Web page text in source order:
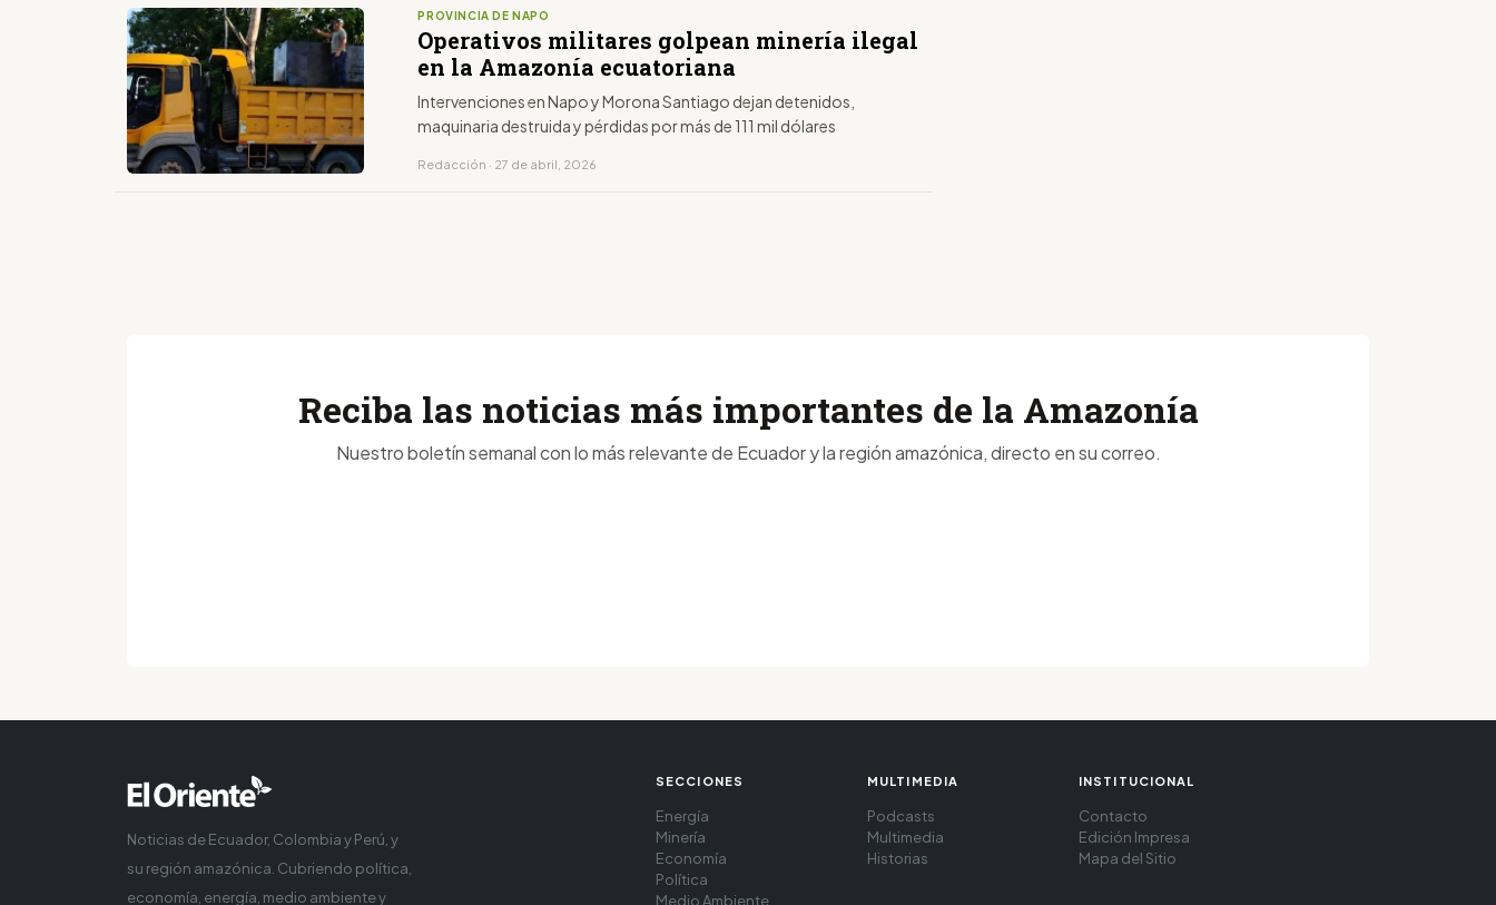
PROVINCIA DE NAPO
Operativos militares golpean minería ilegal
en la Amazonía ecuatoriana
Intervenciones en Napo y Morona Santiago dejan detenidos,
maquinaria destruida y pérdidas por más de 111 mil dólares
Redacción · 27 de abril, 2026
Reciba las noticias más importantes de la Amazonía
Nuestro boletín semanal con lo más relevante de Ecuador y la región amazónica, directo en su correo.
Noticias de Ecuador, Colombia y Perú, y
su región amazónica. Cubriendo política,
economía, energía, medio ambiente y
SECCIONES
Energía
Minería
Economía
Política
Medio Ambiente
MULTIMEDIA
Podcasts
Multimedia
Historias
INSTITUCIONAL
Contacto
Edición Impresa
Mapa del Sitio